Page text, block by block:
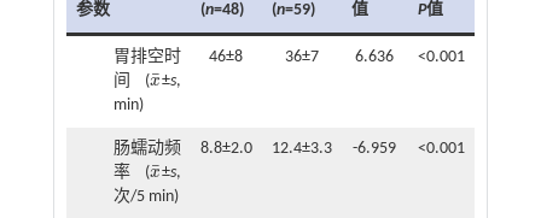
参数
(n=48)
(n=59)
值
P值
胃排空时
间 (x
¯
x¯±s,
min)
46±8 36±7 6.636 <0.001
肠蠕动频
率 (x
¯
x¯±s,
次/5 min)
8.8±2.0 12.4±3.3 -6.959 <0.001